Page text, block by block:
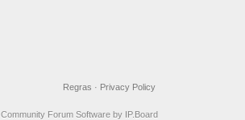
Privacy Policy
Regras ·
Community Forum Software by IP.Board